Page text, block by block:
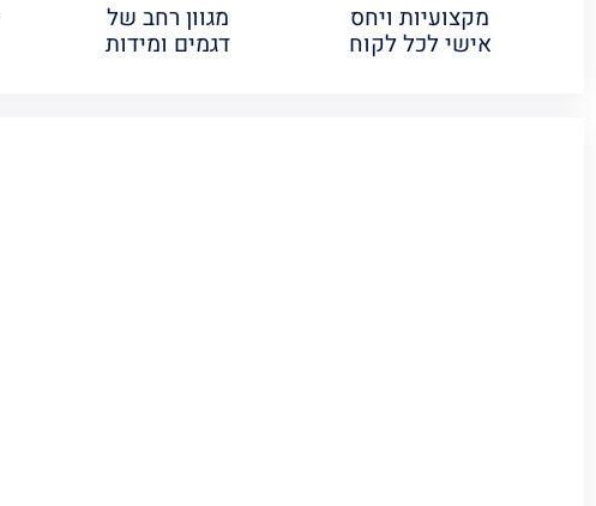
מקצועיות ויחס
אישי לכל לקוח
מגוון רחב של
דגמים ומידות